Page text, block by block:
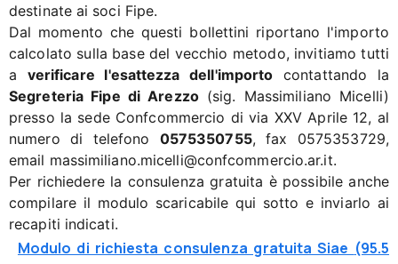
destinate ai soci Fipe.
Dal momento che questi bollettini riportano l'importo
calcolato sulla base del vecchio metodo, invitiamo tutti
a verificare l'esattezza dell'importo contattando la
Segreteria Fipe di Arezzo(sig. Massimiliano Micelli)
presso la sede Confcommercio di via XXV Aprile 12, al
numero di telefono 0575350755, fax 0575353729,
email massimiliano.micelli@confcommercio.ar.it.
Per richiedere la consulenza gratuita è possibile anche
compilare il modulo scaricabile qui sotto e inviarlo ai
recapiti indicati.
Modulo di richiesta consulenza gratuita Siae (95.5